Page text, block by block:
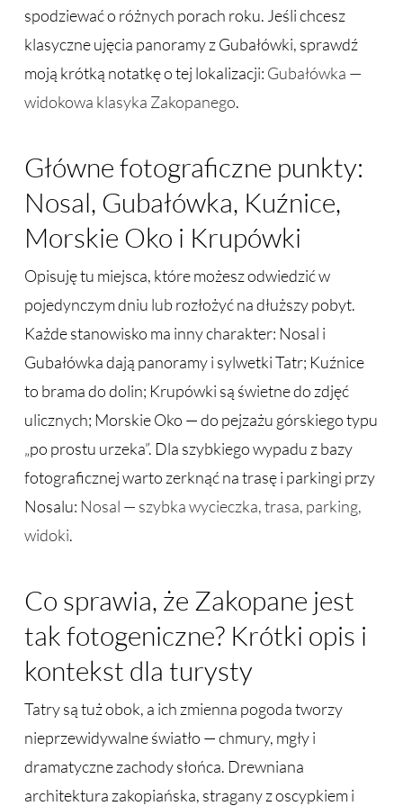
spodziewać o różnych porach roku. Jeśli chcesz
klasyczne ujęcia panoramy z Gubałówki, sprawdź
moją krótką notatkę o tej lokalizacji: Gubałówka —
widokowa klasyka Zakopanego.
Główne fotograficzne punkty:
Nosal, Gubałówka, Kuźnice,
Morskie Oko i Krupówki
Opisuję tu miejsca, które możesz odwiedzić w
pojedynczym dniu lub rozłożyć na dłuższy pobyt.
Każde stanowisko ma inny charakter: Nosal i
Gubałówka dają panoramy i sylwetki Tatr; Kuźnice
to brama do dolin; Krupówki są świetne do zdjęć
ulicznych; Morskie Oko — do pejzażu górskiego typu
„po prostu urzeka”. Dla szybkiego wypadu z bazy
fotograficznej warto zerknąć na trasę i parkingi przy
Nosalu: Nosal — szybka wycieczka, trasa, parking,
widoki.
Co sprawia, że Zakopane jest
tak fotogeniczne? Krótki opis i
kontekst dla turysty
Tatry są tuż obok, a ich zmienna pogoda tworzy
nieprzewidywalne światło — chmury, mgły i
dramatyczne zachody słońca. Drewniana
architektura zakopiańska, stragany z oscypkiem i